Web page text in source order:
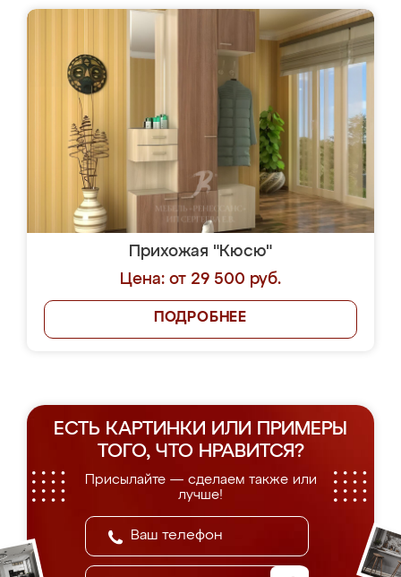
Прихожая "Кюсю"
Цена: от 29 500 руб.
ПОДРОБНЕЕ
ЕСТЬ КАРТИНКИ ИЛИ ПРИМЕРЫ
ТОГО, ЧТО НРАВИТСЯ?
Присылайте — сделаем также или
лучше!